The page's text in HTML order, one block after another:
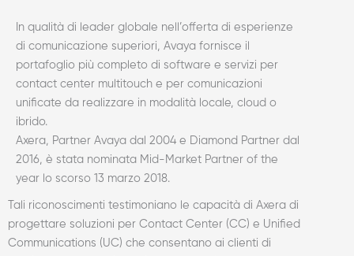
In qualità di leader globale nell’offerta di esperienze
di comunicazione superiori, Avaya fornisce il
portafoglio più completo di software e servizi per
contact center multitouch e per comunicazioni
unificate da realizzare in modalità locale, cloud o
ibrido.
Axera, Partner Avaya dal 2004 e Diamond Partner dal
2016, è stata nominata Mid-Market Partner of the
year lo scorso 13 marzo 2018.
Tali riconoscimenti testimoniano le capacità di Axera di
progettare soluzioni per Contact Center (CC) e Unified
Communications (UC) che consentano ai clienti di